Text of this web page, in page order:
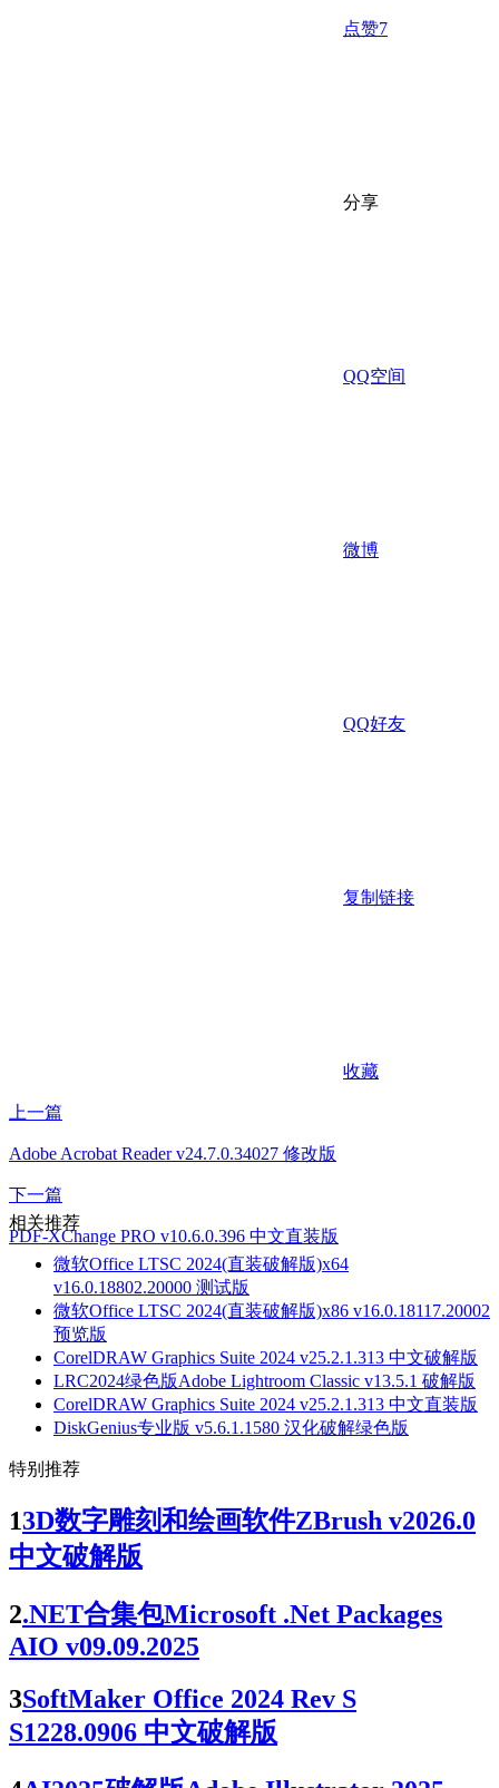
点赞7
分享
QQ空间
微博
QQ好友
复制链接
收藏
上一篇
Adobe Acrobat Reader v24.7.0.34027 修改版
下一篇
PDF-XChange PRO v10.6.0.396 中文直装版
相关推荐
微软Office LTSC 2024(直装破解版)x64
v16.0.18802.20000 测试版
微软Office LTSC 2024(直装破解版)x86 v16.0.18117.20002
预览版
CorelDRAW Graphics Suite 2024 v25.2.1.313 中文破解版
LRC2024绿色版Adobe Lightroom Classic v13.5.1 破解版
CorelDRAW Graphics Suite 2024 v25.2.1.313 中文直装版
DiskGenius专业版 v5.6.1.1580 汉化破解绿色版
特别推荐
13D数字雕刻和绘画软件ZBrush v2026.0
中文破解版
2.NET合集包Microsoft .Net Packages
AIO v09.09.2025
3SoftMaker Office 2024 Rev S
S1228.0906 中文破解版